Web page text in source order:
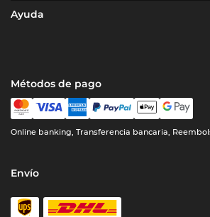
Ayuda
Métodos de pago
Online banking, Transferencia bancaria,
Envío